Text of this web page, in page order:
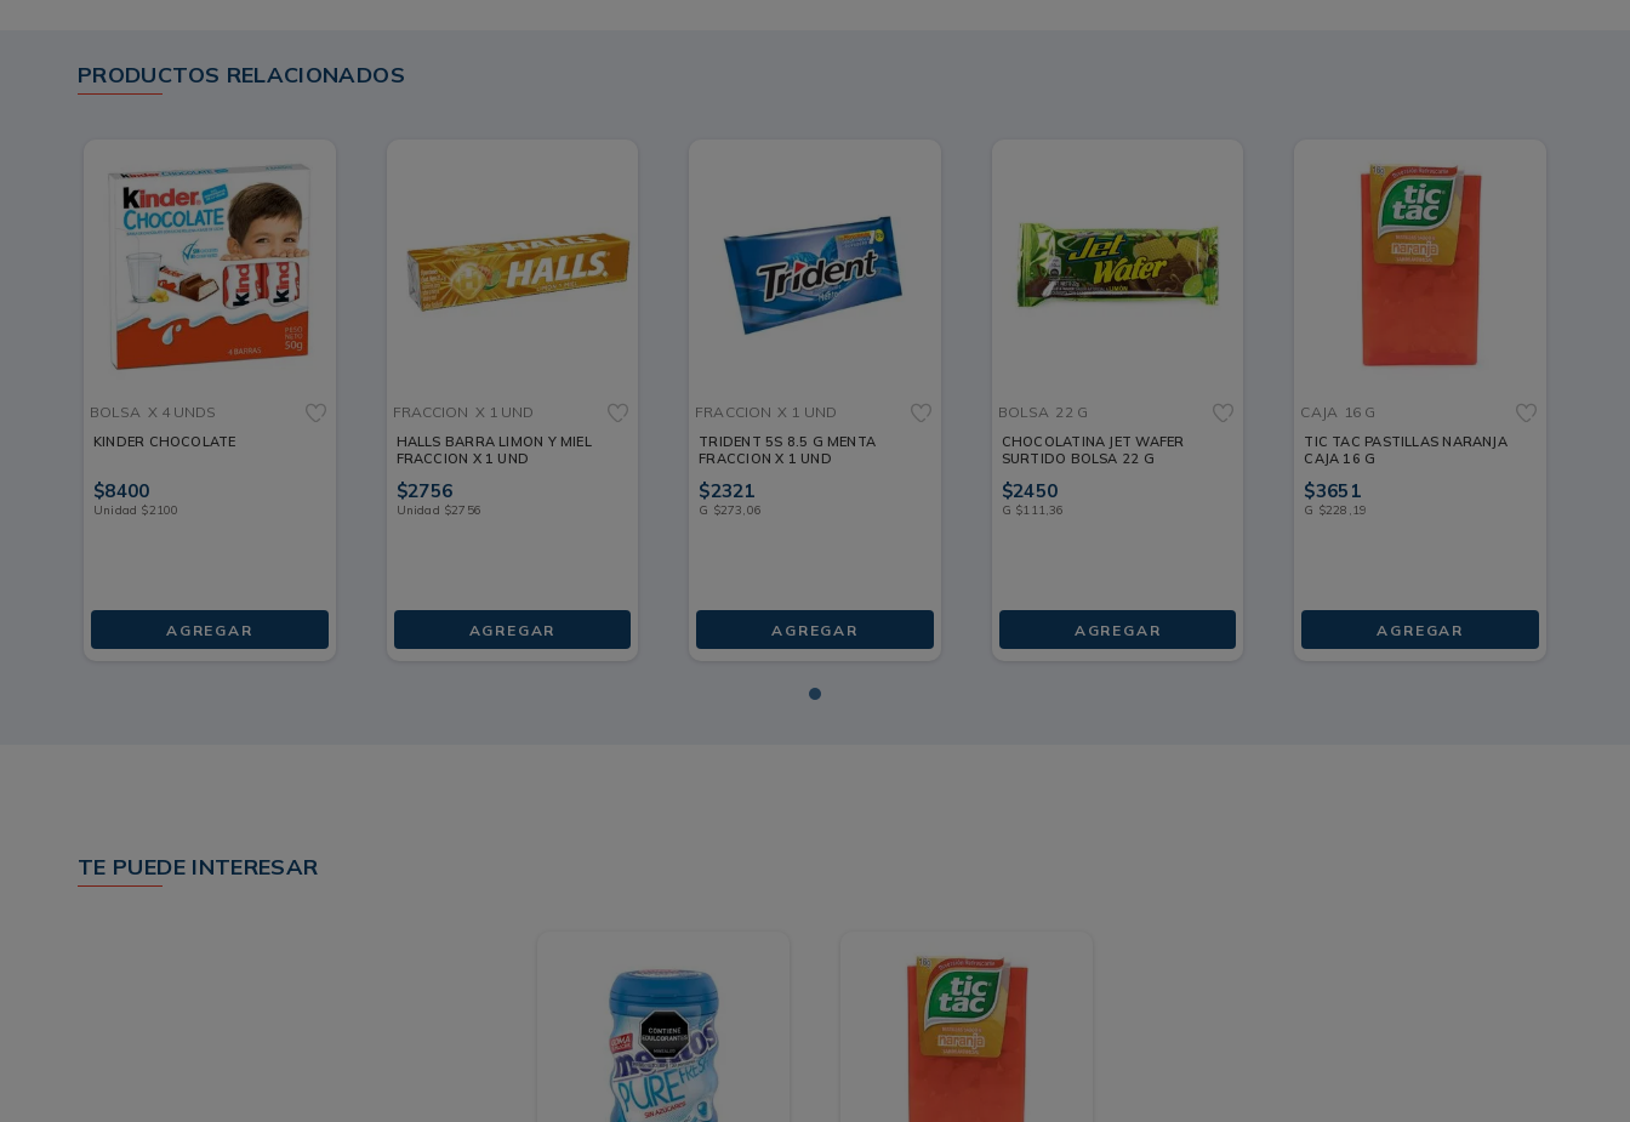
PRODUCTOS RELACIONADOS
BOLSA X 4 UNDS
KINDER CHOCOLATE
$8400
Unidad $2100
AGREGAR
FRACCION X 1 UND
HALLS BARRA LIMON Y MIEL
FRACCION X 1 UND
$2756
Unidad $2756
AGREGAR
FRACCION X 1 UND
TRIDENT 5S 8.5 G MENTA
FRACCION X 1 UND
$2321
G $273,06
AGREGAR
BOLSA 22 G
CHOCOLATINA JET WAFER
SURTIDO BOLSA 22 G
$2450
G $111,36
AGREGAR
CAJA 16 G
TIC TAC PASTILLAS NARANJA
CAJA 16 G
$3651
G $228 ,19
AGREGAR
TE PUEDE INTERESAR